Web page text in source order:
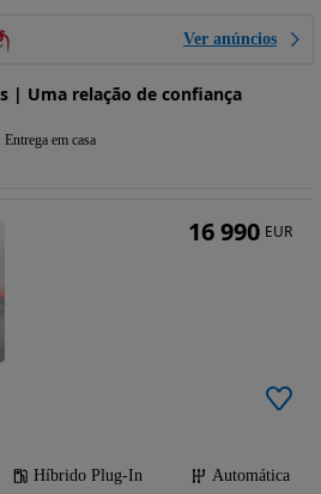
Ver anúncios
| Uma relação de confiança
Entrega em casa
Híbrido Plug-In
Automática
16 990 EUR